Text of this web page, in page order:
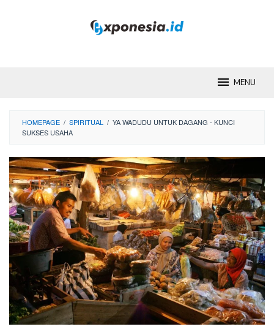
MENU
HOMEPAGE / SPIRITUAL / YA WADUDU UNTUK DAGANG - KUNCI
SUKSES USAHA